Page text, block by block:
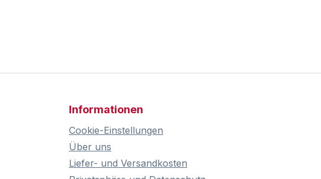
Informationen
Cookie-Einstellungen
Über uns
Liefer- und Versandkosten